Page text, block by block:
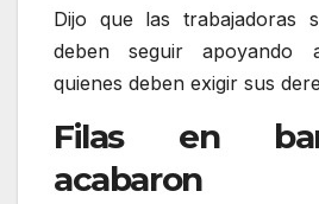
Dijo que las trabajadoras
deben seguir apoyando
quienes deben exigir sus
Filas en
acabaron